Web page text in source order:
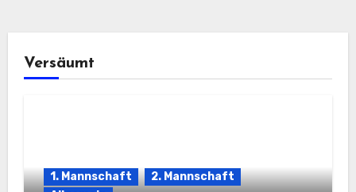
Versäumt
1. Mannschaft
2. Mannschaft